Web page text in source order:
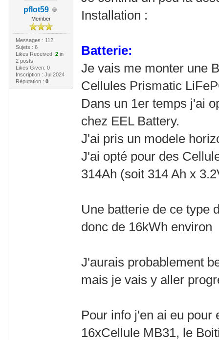
pflot59
Member
Messages : 112
Sujets : 6
Likes Received: 2in
2 posts
Likes Given: 0
Inscription : Jul 2024
Réputation : 0
Installation :
Batterie:
Je vais me monter une
Cellules Prismatic
Dans un 1er temps j'ai
chez EEL Battery.
J'ai pris un modele
J'ai opté pour des
314Ah (soit 314 Ah x
Une batterie de ce type
donc de 16kWh environ
J'aurais probablement
mais je vais y aller
Pour info j'en ai eu pour
16xCellule MB31, le